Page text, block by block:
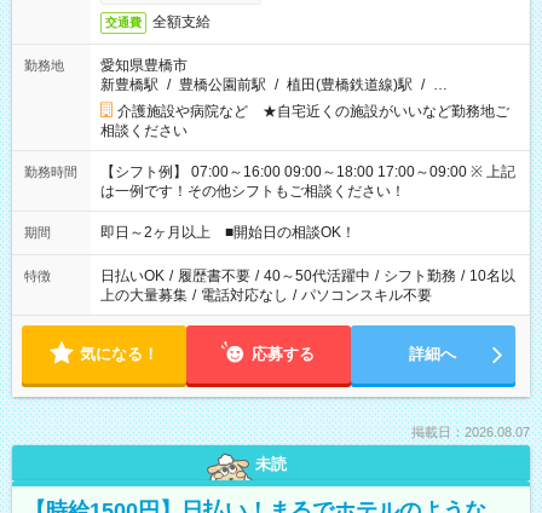
交通費 全額支給
勤務地
愛知県豊橋市
新豊橋駅 / 豊橋公園前駅 / 植田(豊橋鉄道線)駅 / …
介護施設や病院など ★自宅近くの施設がいいなど勤務地ご
相談ください
勤務時間
【シフト例】 07:00～16:00 09:00～18:00 17:00～09:00 ※ 上記
は一例です！その他シフトもご相談ください！
期間 即日～2ヶ月以上 ■開始日の相談OK！
特徴 日払いOK / 履歴書不要 / 40～50代活躍中 / シフト勤務 / 10名以
上の大量募集 / 電話対応なし / パソコンスキル不要
気になる！ 応募する 詳細へ
掲載日：2026.08.07
未読